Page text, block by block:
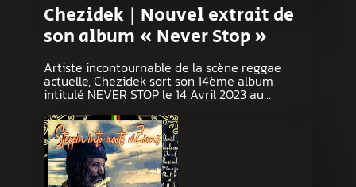
Chezidek | Nouvel extrait de
son album « Never Stop »
Artiste incontournable de la scène reggae
actuelle, Chezidek sort son 14ème album
intitulé NEVER STOP le 14 Avril 2023 au…